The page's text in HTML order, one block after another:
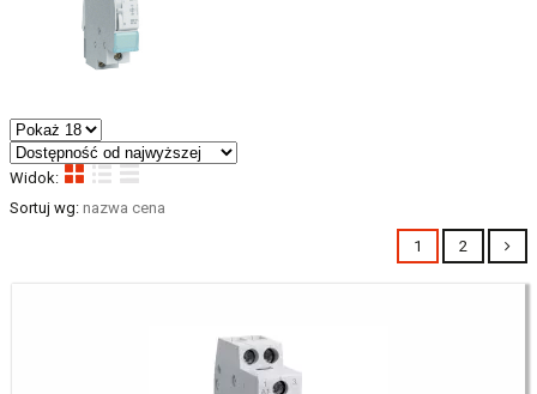
Widok:
Sortuj wg: nazwa cena
1 2